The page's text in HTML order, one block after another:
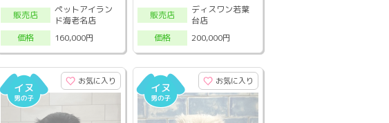
販売店
ペットアイラン
ド海老名店
価格
160,000円
販売店
ディスワン若葉
台店
価格
200,000円
お気に入り お気に入り